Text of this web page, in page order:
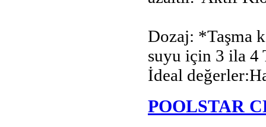
Dozaj: *Taşma
suyu için 3 ila 4
İdeal
POOLSTAR